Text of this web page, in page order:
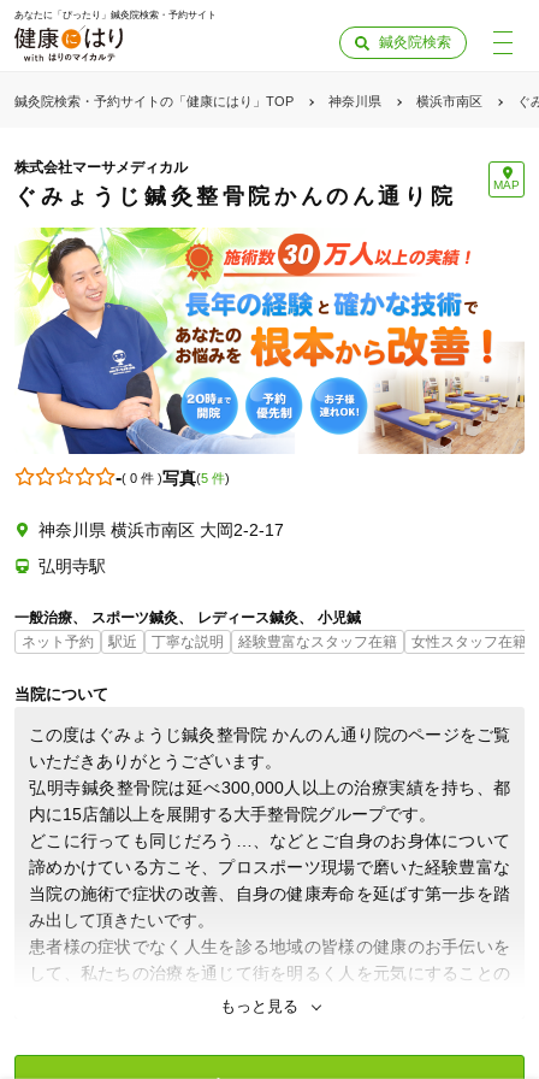
あなたに「ぴったり」鍼灸院検索・予約サイト
鍼灸院検索
鍼灸院検索・予約サイトの「健康にはり」TOP 神奈川県 横浜市南区 ぐ
株式会社マーサメディカル
ぐみょうじ鍼灸整骨院かんのん通り院 MAP
-( 0 件)写真(5 件)
神奈川県 横浜市南区 大岡2-2-17
弘明寺駅
一般治療 スポーツ鍼灸 レディース鍼灸
小児鍼
ネット予約
駅近 丁寧な説明 経験豊富なスタッフ在籍 女性スタッフ在籍
当院について
この度はぐみょうじ鍼灸整骨院 かんのん通り院のページをご覧
いただきありがとうございます。
弘明寺鍼灸整骨院は延べ300,000人以上の治療実績を持ち、都
内に15店舗以上を展開する大手整骨院グループです。
どこに行っても同じだろう…、などとご自身のお身体について
諦めかけている方こそ、プロスポーツ現場で磨いた経験豊富な
当院の施術で症状の改善、自身の健康寿命を延ばす第一歩を踏
み出して頂きたいです。
患者様の症状でなく人生を診る地域の皆様の健康のお手伝いを
して、私たちの治療を通じて街を明るく人を元気にすることの
できる整骨院を目指しております。
もっと見る
「健康にはりを見た」
0453156210